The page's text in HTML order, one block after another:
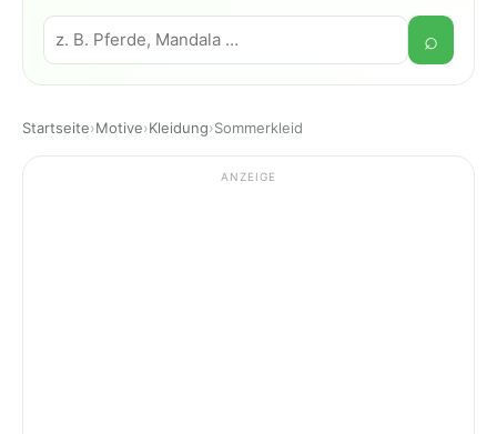
Suche
⌕
Startseite›Motive›Kleidung›Sommerkleid
ANZEIGE